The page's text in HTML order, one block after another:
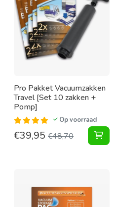
voor Matras 240X130
Pro Pakket Vacuumzakken
Travel [Set 10 zakken +
Pomp]
Op voorraad
€39,95 €48,70